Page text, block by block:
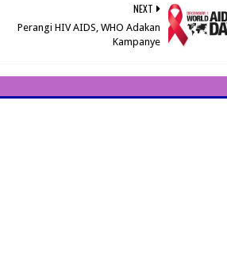
NEXT
Perangi HIV AIDS, WHO Adakan
Kampanye